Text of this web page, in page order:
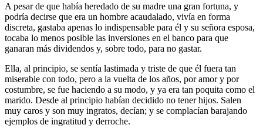
A pesar de que había heredado de su madre una gran fortuna, y
podría decirse que era un hombre acaudalado, vivía en forma
discreta, gastaba apenas lo indispensable para él y su señora esposa,
tocaba lo menos posible las inversiones en el banco para que
ganaran más dividendos y, sobre todo, para no gastar.
Ella, al principio, se sentía lastimada y triste de que él fuera tan
miserable con todo, pero a la vuelta de los años, por amor y por
costumbre, se fue haciendo a su modo, y ya era tan poquita como el
marido. Desde al principio habían decidido no tener hijos. Salen
muy caros y son muy ingratos, decían; y se complacían barajando
ejemplos de ingratitud y derroche.